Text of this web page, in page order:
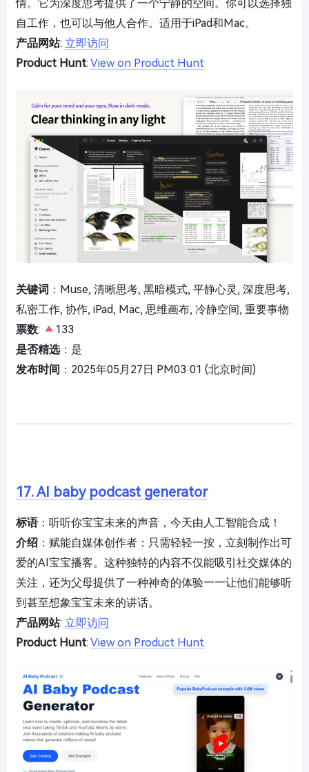
情。它为深度思考提供了一个宁静的空间。你可以选择独
自工作，也可以与他人合作。适用于iPad和Mac。
产品网站: 立即访问
Product Hunt: View on Product Hunt
关键词 ：Muse, 清晰思考, 黑暗模式, 平静心灵, 深度思考,
私密工作, 协作, iPad, Mac, 思维画布, 冷静空间, 重要事物
票数:
133
是否精选：是
发布时间 ：2025年05月27日 PM03:01 (北京时间)
17. AI baby podcast generator
标语：听听你宝宝未来的声音，今天由人工智能合成！
介绍 ：赋能自媒体创作者：只需轻轻一按，立刻制作出可
爱的AI宝宝播客。这种独特的内容不仅能吸引社交媒体的
关注，还为父母提供了一种神奇的体验——让他们能够听
到甚至想象宝宝未来的讲话。
产品网站: 立即访问
Product Hunt: View on Product Hunt